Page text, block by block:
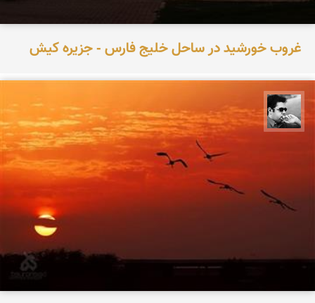
غروب خورشید در ساحل خلیج فارس - جزیره کیش
بهروز سنگانی